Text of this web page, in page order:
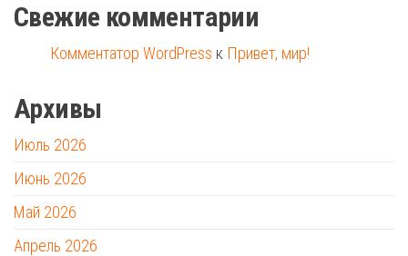
Свежие комментарии
Комментатор WordPress к Привет, мир!
Архивы
Июль 2026
Июнь 2026
Май 2026
Апрель 2026